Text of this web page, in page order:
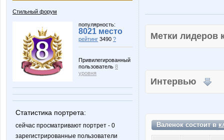
Стильный форум
популярность:
8021 место
рейтинг 3490 ?
Привилегированный
пользователь 8
уровня
Статистика портрета:
сейчас просматривают портрет - 0
зарегистрированные пользователи
Метки
Интервью
Валенок состоит в